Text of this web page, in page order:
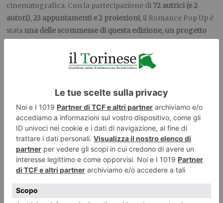
cinematografica. Con la partecipazione di72 autrici (e 2
autori),23 appuntamenti e 2 proiezioni, il Romance Pop Up è
statauna delle scommesse di questa edizione, un progetto
grande entusiasmo a questa avventura.
Il Salone tornerà ad accogliere editori,
lettrici, lettori, autori e autricidal13 al 17 maggio 2027 . Torna
anche il Rights Centre dal 12 al 14 maggio 2026
Fiorello il mattatore conquista il
Salone del Libro